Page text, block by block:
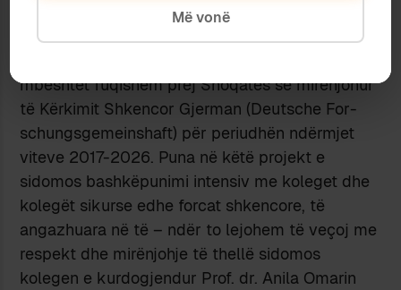
Gjuhësisë së Krahasuar dhe Indo­europiane si
edhe të Albano­logjisë pranë Universitetit elitar
mbështet fuqishëm prej Shoqa­tës së mirënjohur
të Kërkimit Shkencor Gjerman (Deutsche For­
schungs­­gemeinshaft) për periudhën ndërmjet
viteve 2017-2026. Puna në këtë projekt e
sidomos bashkë­punimi intensiv me koleget dhe
kolegët sikurse edhe forcat shkencore, të
angazhuara në të – ndër to lejohem të veçoj me
respekt dhe mirënjohje të thellë sidomos
kolegen e kurdo­­gjendur Prof. dr. Anila Omarin
Më vonë